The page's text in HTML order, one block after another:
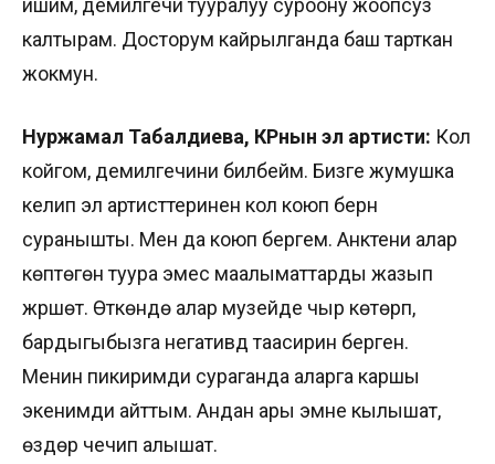
ишим, демилгечи тууралуу суроону жоопсуз
калтырам. Досторум кайрылганда баш тарткан
жокмун.
Нуржамал Табалдиева, КРнын эл артисти: Кол
койгом, демилгечини билбейм. Бизге жумушка
келип эл артисттеринен кол коюп берүүнү
суранышты. Мен да коюп бергем. Анктени алар
көптөгөн туура эмес маалыматтарды жазып
жүрүшөт. Өткөндө алар музейде чыр көтөрүп,
бардыгыбызга негативдүү таасирин берген.
Менин пикиримди сураганда аларга каршы
экенимди айттым. Андан ары эмне кылышат,
өздөрү чечип алышат.